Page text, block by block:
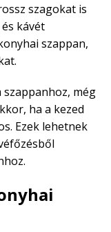
szagokat is
kávét
szappan,
szappanhoz, még
ha a kezed
Ezek lehetnek